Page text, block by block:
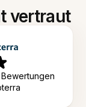
vertraut